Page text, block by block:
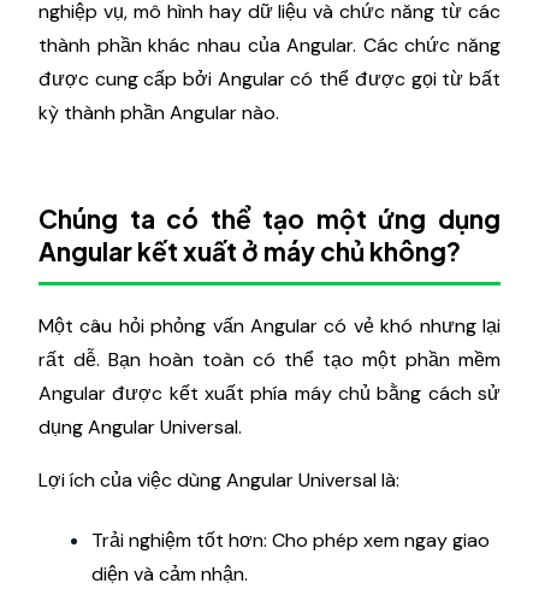
nghiệp vụ, mô hình hay dữ liệu và chức năng từ các
thành phần khác nhau của Angular. Các chức năng
được cung cấp bởi Angular có thể được gọi từ bất
kỳ thành phần Angular nào.
Chúng ta có thể tạo một ứng dụng
Angular kết xuất ở máy chủ không?
Một câu hỏi phỏng vấn Angular có vẻ khó nhưng lại
rất dễ. Bạn hoàn toàn có thể tạo một phần mềm
Angular được kết xuất phía máy chủ bằng cách sử
dụng Angular Universal.
Lợi ích của việc dùng Angular Universal là:
Trải nghiệm tốt hơn: Cho phép xem ngay giao
diện và cảm nhận.